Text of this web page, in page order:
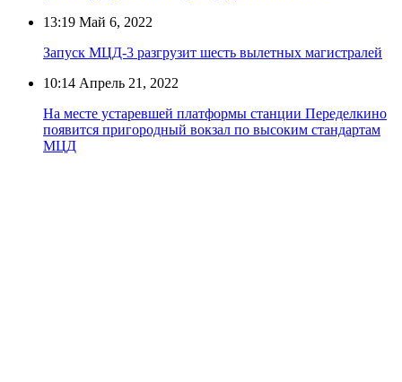
13:19 Май 6, 2022
Запуск МЦД-3 разгрузит шесть вылетных магистралей
10:14 Апрель 21, 2022
На месте устаревшей платформы станции Переделкино
появится пригородный вокзал по высоким стандартам
МЦД